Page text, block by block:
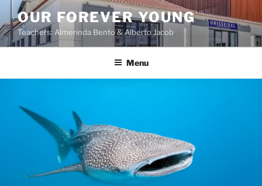
OUR FOREVER YOUNG
Teachers: Almerinda Bento & Alberto Jacob
Menu